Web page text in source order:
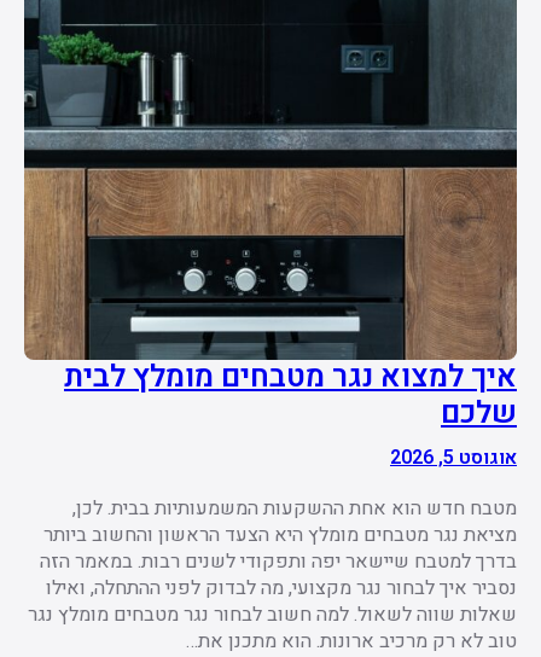
איך למצוא נגר מטבחים מומלץ לבית
שלכם
אוגוסט 5, 2026
מטבח חדש הוא אחת ההשקעות המשמעותיות בבית. לכן,
מציאת נגר מטבחים מומלץ היא הצעד הראשון והחשוב ביותר
בדרך למטבח שיישאר יפה ותפקודי לשנים רבות. במאמר הזה
נסביר איך לבחור נגר מקצועי, מה לבדוק לפני ההתחלה, ואילו
שאלות שווה לשאול. למה חשוב לבחור נגר מטבחים מומלץ נגר
טוב לא רק מרכיב ארונות. הוא מתכנן את…